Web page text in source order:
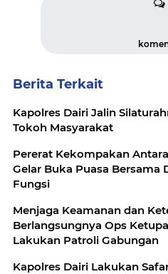
Berita Terkait
Kapolres Dairi Jalin
Tokoh Masyarakat
Pererat Kekompakan
Gelar Buka Puasa Bersama
Fungsi
Menjaga Keamanan dan
Berlangsungnya Ops
Lakukan Patroli Gabungan
Kapolres Dairi Lakukan